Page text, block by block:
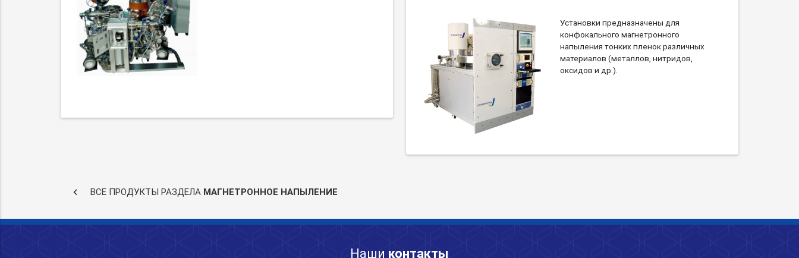
Установки предназначены для
конфокального магнетронного
напыления тонких пленок различных
материалов (металлов, нитридов,
оксидов и др.).
keyboard_arrow_left ВСЕ ПРОДУКТЫ РАЗДЕЛА МАГНЕТРОННОЕ НАПЫЛЕНИЕ
Наши контакты